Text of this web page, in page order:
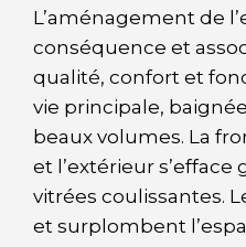
L’aménagement de
conséquence et
qualité, confort et
vie principale,
beaux volumes. La
et l’extérieur s’efface
vitrées coulissantes.
et surplombent